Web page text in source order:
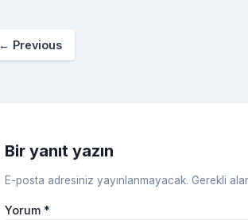
b
o
← Previous
Bir yanıt yazın
E-posta adresiniz yayınlanmayacak. Gerekli
Yorum *